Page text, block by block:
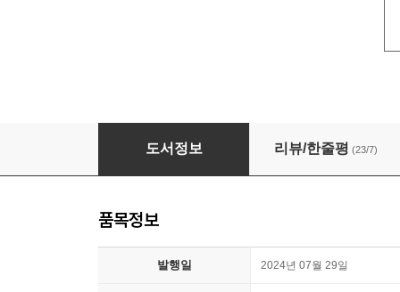
풍경의 안쪽
도서정보 리뷰/한줄평 (23/7)
품목정보
발행일 2024년 07월 29일